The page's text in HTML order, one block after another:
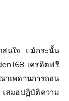
สนใจ แม้กระนั้น
เครดิตฟรี
าเพดานการถอน
สมอปฏิบัติความ